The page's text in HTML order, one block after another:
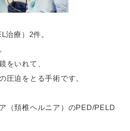
治療）2件。
をいれて、
圧迫をとる手術です。
（頚椎ヘルニア）のPED/PELD